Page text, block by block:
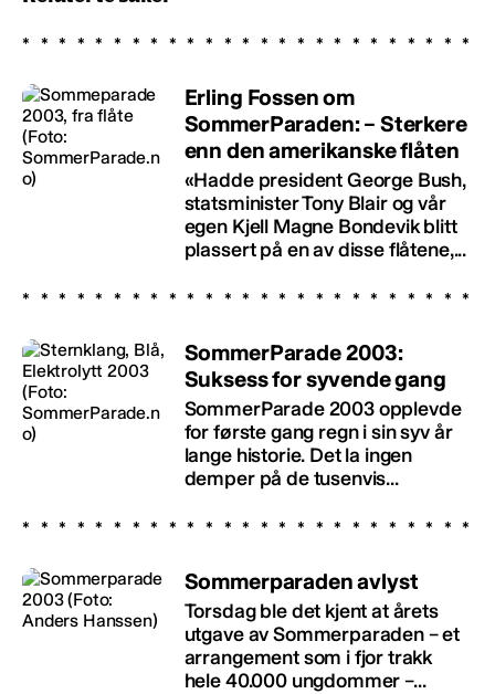
Erling Fossen om
SommerParaden: – Sterkere
enn den amerikanske flåten
«Hadde president George Bush,
statsminister Tony Blair og vår
egen Kjell Magne Bondevik blitt
plassert på en av disse flåtene,...
SommerParade 2003:
Suksess for syvende gang
SommerParade 2003 opplevde
for første gang regn i sin syv år
lange historie. Det la ingen
demper på de tusenvis...
Sommerparaden avlyst
Torsdag ble det kjent at årets
utgave av Sommerparaden – et
arrangement som i fjor trakk
hele 40.000 ungdommer –...